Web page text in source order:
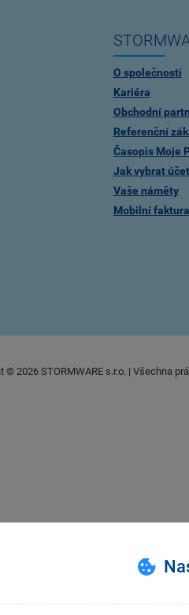
O společnosti
Kariéra
Obchodní
Referenční
Časopis Moje
Jak vybrat
Vaše náměty
Mobilní
© 2026 STORMWARE s.r.o. | Všechna